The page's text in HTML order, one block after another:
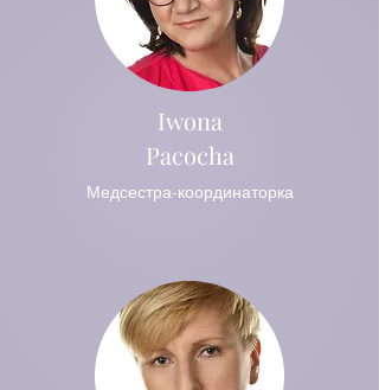
Iwona
Pacocha
Медсестра-координаторка